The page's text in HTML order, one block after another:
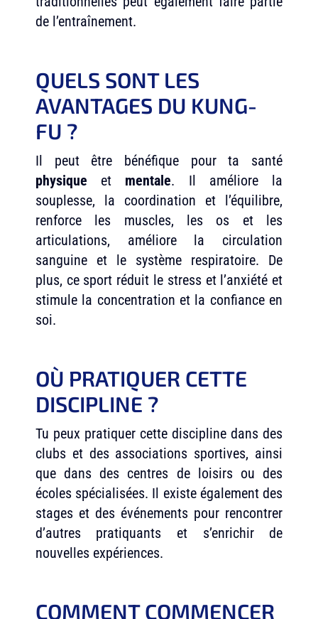
de l’entraînement.
QUELS SONT LES
AVANTAGES DU KUNG-
FU ?
Il peut être bénéfique pour ta santé
physique et mentale. Il améliore la
souplesse, la coordination et l’équilibre,
renforce les muscles, les os et les
articulations, améliore la circulation
sanguine et le système respiratoire. De
plus, ce sport réduit le stress et l’anxiété et
stimule la concentration et la confiance en
soi.
OÙ PRATIQUER CETTE
DISCIPLINE ?
Tu peux pratiquer cette discipline dans des
clubs et des associations sportives, ainsi
que dans des centres de loisirs ou des
écoles spécialisées. Il existe également des
stages et des événements pour rencontrer
d’autres pratiquants et s’enrichir de
nouvelles expériences.
COMMENT COMMENCER